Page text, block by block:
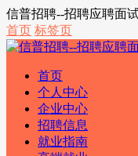
信普招聘--招聘应聘面
首页 标签页
首页
个人中心
企业中心
招聘信息
就业指南